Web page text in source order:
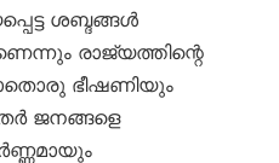
ശബ്ദങ്ങൾ
രാജ്യത്തിന്റെ
ഭീഷണിയും
ജനങ്ങളെ